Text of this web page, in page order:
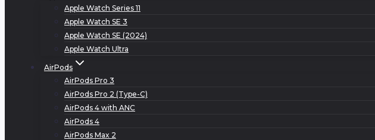
Apple Watch Series 11
Apple Watch SE 3
Apple Watch SE (2024)
Apple Watch Ultra
AirPods
AirPods Pro 3
AirPods Pro 2 (Type-C)
AirPods 4 with ANC
AirPods 4
AirPods Max 2